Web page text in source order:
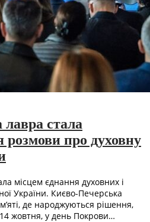
стала
про духовну
місцем єднання духовних і
України. Києво-Печерська
де народжуються рішення,
жовтня, у день Покрови…